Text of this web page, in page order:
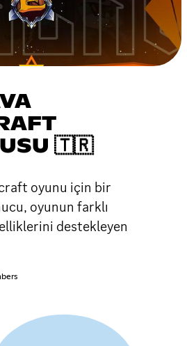
🇹🇷
oyunu için bir
oyunun farklı
destekleyen